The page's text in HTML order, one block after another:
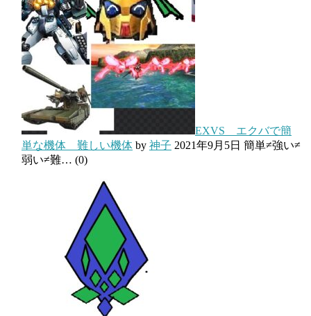
EXVS エクバで簡
単な機体 難しい機体 by 神子 2021年9月5日 簡単≠強い≠
弱い≠難… (0)